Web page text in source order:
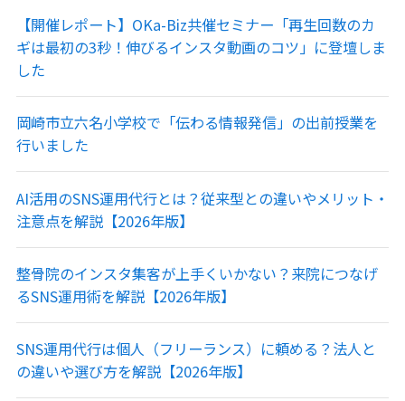
【開催レポート】OKa-Biz共催セミナー「再生回数のカ
ギは最初の3秒！伸びるインスタ動画のコツ」に登壇しま
した
岡崎市立六名小学校で「伝わる情報発信」の出前授業を
行いました
AI活用のSNS運用代行とは？従来型との違いやメリット・
注意点を解説【2026年版】
整骨院のインスタ集客が上手くいかない？来院につなげ
るSNS運用術を解説【2026年版】
SNS運用代行は個人（フリーランス）に頼める？法人と
の違いや選び方を解説【2026年版】